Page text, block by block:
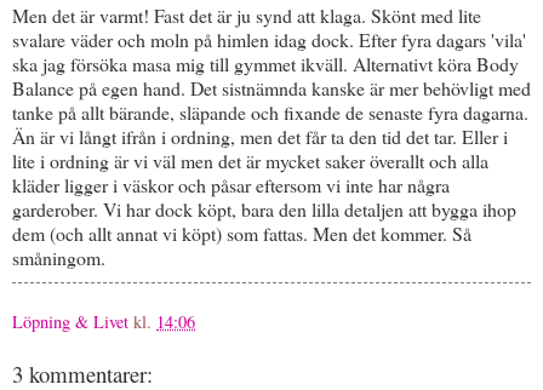
Men det är varmt! Fast det är ju synd att klaga. Skönt med lite
svalare väder och moln på himlen idag dock. Efter fyra dagars 'vila'
ska jag försöka masa mig till gymmet ikväll. Alternativt köra Body
Balance på egen hand. Det sistnämnda kanske är mer behövligt med
tanke på allt bärande, släpande och fixande de senaste fyra dagarna.
Än är vi långt ifrån i ordning, men det får ta den tid det tar. Eller i
lite i ordning är vi väl men det är mycket saker överallt och alla
kläder ligger i väskor och påsar eftersom vi inte har några
garderober. Vi har dock köpt, bara den lilla detaljen att bygga ihop
dem (och allt annat vi köpt) som fattas. Men det kommer. Så
småningom.
Löpning & Livet kl. 14:06
3 kommentarer: